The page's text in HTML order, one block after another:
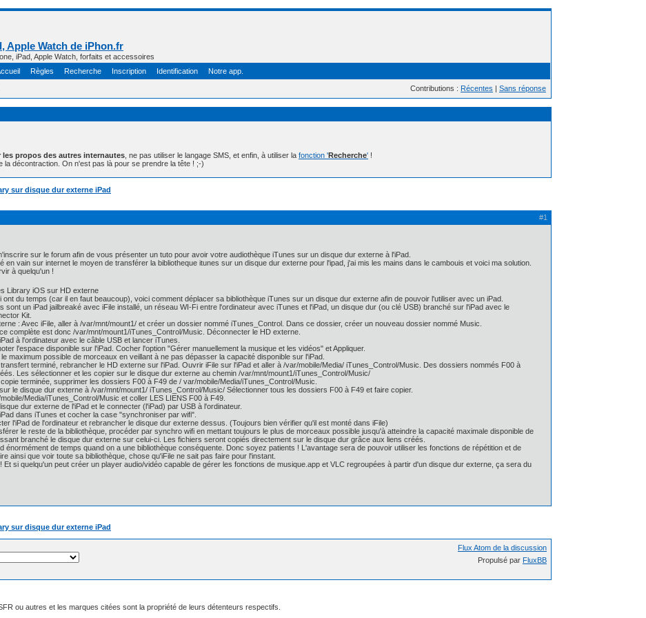
Apple Watch de iPhon.fr
iPad, Apple Watch, forfaits et accessoires
Règles Recherche Inscription Identification Notre app.
Contributions : Récentes | Sans réponse
les propos des autres internautes , ne pas utiliser le langage SMS, et enfin, à utiliser la fonction 'Recherche' !
la décontraction. On n'est pas là pour se prendre la tête ! ;-)
sur disque dur externe iPad
#1
sur le forum afin de vous présenter un tuto pour avoir votre audiothèque iTunes sur un disque dur externe à l'iPad.
en vain sur internet le moyen de transférer la bibliotheque itunes sur un disque dur externe pour l'ipad, j'ai mis les mains dans le cambouis et voici ma solution.
à quelqu'un !
Library iOS sur HD externe
ont du temps (car il en faut beaucoup), voici comment déplacer sa bibliothèque iTunes sur un disque dur externe afin de pouvoir l'utiliser avec un iPad.
sont un iPad jailbreaké avec iFile installé, un réseau WI-Fi entre l'ordinateur avec iTunes et l'iPad, un disque dur (ou clé USB) branché sur l'iPad avec le
Kit.
: Avec iFile, aller à /var/mnt/mount1/ et créer un dossier nommé iTunes_Control. Dans ce dossier, créer un nouveau dossier nommé Music.
complète est donc /var/mnt/mount1/iTunes_Control/Music. Déconnecter le HD externe.
à l'ordinateur avec le câble USB et lancer iTunes.
l'espace disponible sur l'iPad. Cocher l'option "Gérer manuellement la musique et les vidéos" et Appliquer.
maximum possible de morceaux en veillant à ne pas dépasser la capacité disponible sur l'iPad.
terminé, rebrancher le HD externe sur l'iPad. Ouvrir iFile sur l'iPad et aller à /var/mobile/Media/ iTunes_Control/Music. Des dossiers nommés F00 à
Les sélectionner et les copier sur le disque dur externe au chemin /var/mnt/mount1/iTunes_Control/Music/
terminée, supprimer les dossiers F00 à F49 de / var/mobile/Media/iTunes_Control/Music.
le disque dur externe à /var/mnt/mount1/ iTunes_Control/Music/ Sélectionner tous les dossiers F00 à F49 et faire copier.
Media/iTunes_Control/Music et coller LES LIENS F00 à F49.
dur externe de l'iPad et le connecter (l'iPad) par USB à l'ordinateur.
dans iTunes et cocher la case "synchroniser par wifi".
l'iPad de l'ordinateur et rebrancher le disque dur externe dessus. (Toujours bien vérifier qu'il est monté dans iFile)
le reste de la bibliothèque, procéder par synchro wifi en mettant toujours le plus de morceaux possible jusqu'à atteindre la capacité maximale disponible de
branché le disque dur externe sur celui-ci. Les fichiers seront copiés directement sur le disque dur grâce aux liens créés.
énormément de temps quand on a une bibliothèque conséquente. Donc soyez patients ! L'avantage sera de pouvoir utiliser les fonctions de répétition et de
ainsi que voir toute sa bibliothèque, chose qu'iFile ne sait pas faire pour l'instant.
Et si quelqu'un peut créer un player audio/vidéo capable de gérer les fonctions de musique.app et VLC regroupées à partir d'un disque dur externe, ça sera du
sur disque dur externe iPad
Flux Atom de la discussion
Propulsé par FluxBB
ou autres et les marques citées sont la propriété de leurs détenteurs respectifs.